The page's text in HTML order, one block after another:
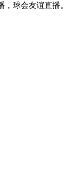
球会友谊直播。